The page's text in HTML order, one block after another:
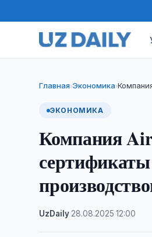
Главная›Экономика›
ЭКОНОМИКА
Компания
UzDaily 28.08.2025 ·12:00